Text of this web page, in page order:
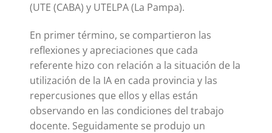
(UTE (CABA) y UTELPA (La Pampa).
En primer término, se compartieron las
reflexiones y apreciaciones que cada
referente hizo con relación a la situación de la
utilización de la IA en cada provincia y las
repercusiones que ellos y ellas están
observando en las condiciones del trabajo
docente. Seguidamente se produjo un